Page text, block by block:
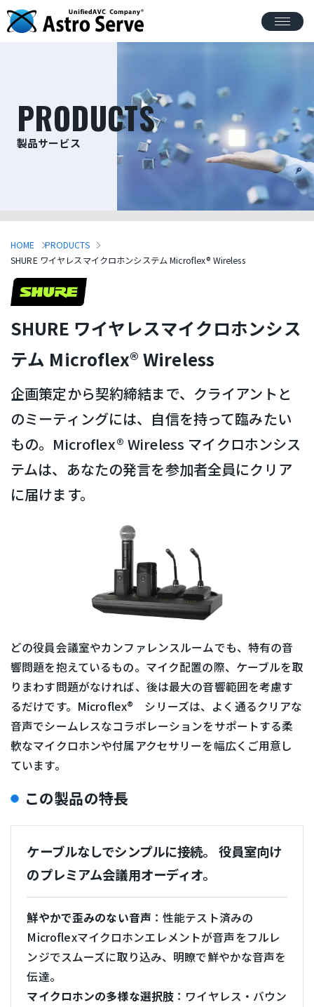
PRODUCTS
製品サービス
HOME
PRODUCTS
SHURE ワイヤレスマイクロホンシステム Microflex® Wireless
SHURE ワイヤレスマイクロホンシス
テム Microflex® Wireless
企画策定から契約締結まで、クライアントと
のミーティングには、自信を持って臨みたい
もの。Microflex® Wireless マイクロホンシス
テムは、あなたの発言を参加者全員にクリア
に届けます。
どの役員会議室やカンファレンスルームでも、特有の音
響問題を抱えているもの。マイク配置の際、ケーブルを取
りまわす問題がなければ、後は最大の音響範囲を考慮す
るだけです。Microflex® シリーズは、よく通るクリアな
音声でシームレスなコラボレーションをサポートする柔
軟なマイクロホンや付属アクセサリーを幅広くご用意し
ています。
この製品の特長
ケーブルなしでシンプルに接続。 役員室向け
のプレミアム会議用オーディオ。
鮮やかで歪みのない音声 ：性能テスト済みの
Microflexマイクロホンエレメントが音声をフルレ
ンジでスムーズに取り込み、明瞭で鮮やかな音声を
伝達。
マイクロホンの多様な選択肢 ：ワイヤレス・バウン